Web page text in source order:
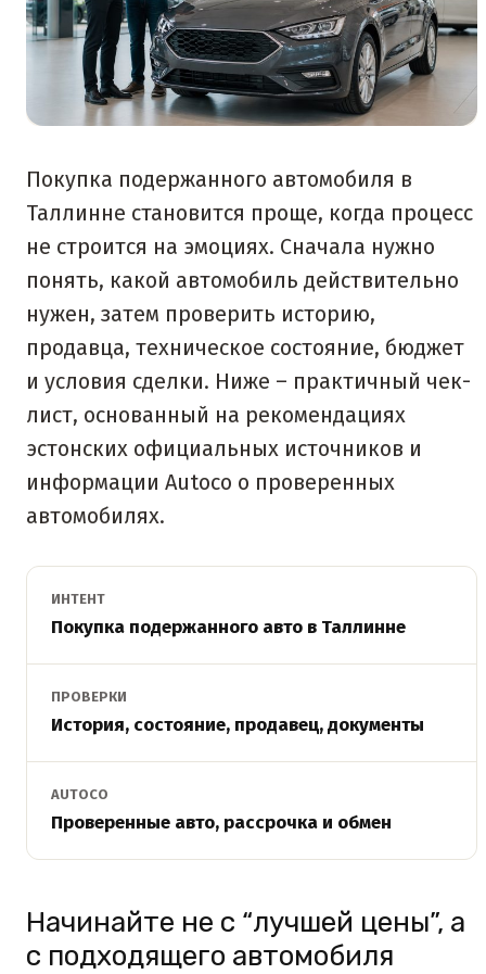
Покупка подержанного автомобиля в
Таллинне становится проще, когда процесс
не строится на эмоциях. Сначала нужно
понять, какой автомобиль действительно
нужен, затем проверить историю,
продавца, техническое состояние, бюджет
и условия сделки. Ниже – практичный чек-
лист, основанный на рекомендациях
эстонских официальных источников и
информации Autoco о проверенных
автомобилях.
ИНТЕНТ
Покупка подержанного авто в Таллинне
ПРОВЕРКИ
История, состояние, продавец, документы
AUTOCO
Проверенные авто, рассрочка и обмен
Начинайте не с “лучшей цены”, а
с подходящего автомобиля